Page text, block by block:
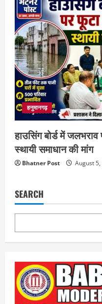
हनुमानगढ़
हाउसिंग बोर्ड में
स्थायी समाधान की मांग
Bhatner Post August
SEARCH